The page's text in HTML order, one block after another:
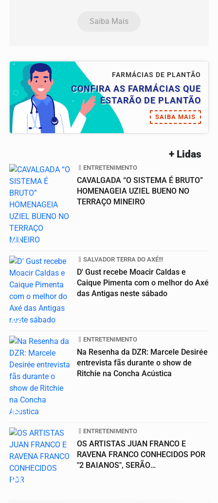
Saiba Mais
FARMÁCIAS DE PLANTÃO
CONFIRA AS FARMÁCIAS QUE
ESTARÃO DE PLANTÃO
SAIBA MAIS
+ Lidas
01
ENTRETENIMENTO
CAVALGADA “O SISTEMA É BRUTO”
HOMENAGEIA UZIEL BUENO NO
TERRAÇO MINEIRO
02
SALVADOR TERRA DO AXÉ!!!
D' Gust recebe Moacir Caldas e
Caique Pimenta com o melhor do Axé
das Antigas neste sábado
03
ENTRETENIMENTO
Na Resenha da DZR: Marcele Desirée
entrevista fãs durante o show de
Ritchie na Concha Acústica
04
ENTRETENIMENTO
OS ARTISTAS JUAN FRANCO E
RAVENA FRANCO CONHECIDOS POR
"2 BAIANOS", SERÃO